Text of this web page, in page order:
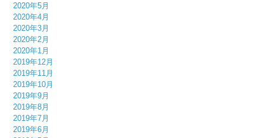
2020年5月
2020年4月
2020年3月
2020年2月
2020年1月
2019年12月
2019年11月
2019年10月
2019年9月
2019年8月
2019年7月
2019年6月